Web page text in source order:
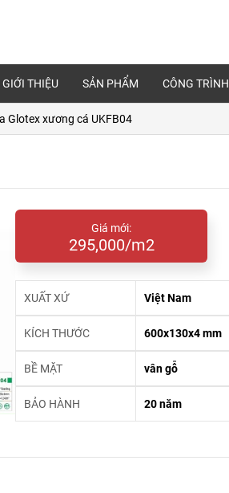
GIỚI THIỆU SẢN PHẨM CÔNG TRÌNH
Glotex xương cá UKFB04
Giá mới:
295,000/m2
XUẤT XỨ Việt Nam
KÍCH THƯỚC 600x130x4 mm
BỀ MẶT vân gỗ
BẢO HÀNH 20 năm